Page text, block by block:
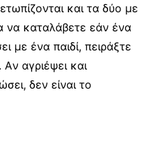
και τα δύο με
να καταλάβετε εάν ένα
με ένα παιδί, πειράξτε
αγριέψει και
δεν είναι το